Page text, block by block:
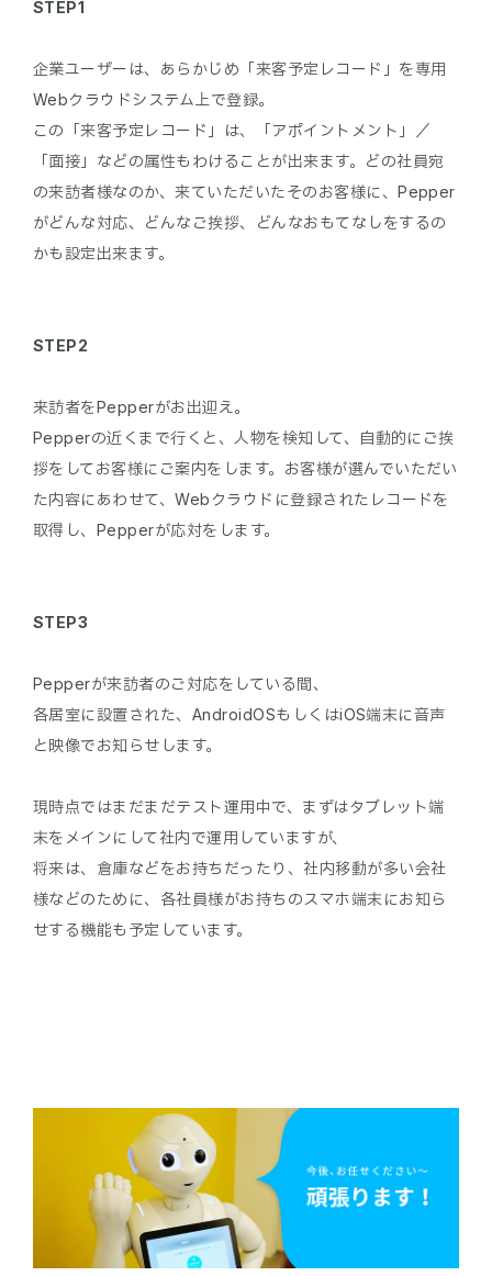
STEP1
企業ユーザーは、あらかじめ「来客予定レコード」を専用
Webクラウドシステム上で登録。
この「来客予定レコード」は、「アポイントメント」／
「面接」などの属性もわけることが出来ます。どの社員宛
の来訪者様なのか、来ていただいたそのお客様に、Pepper
がどんな対応、どんなご挨拶、どんなおもてなしをするの
かも設定出来ます。
STEP2
来訪者をPepperがお出迎え。
Pepperの近くまで行くと、人物を検知して、自動的にご挨
拶をしてお客様にご案内をします。お客様が選んでいただい
た内容にあわせて、Webクラウドに登録されたレコードを
取得し、Pepperが応対をします。
STEP3
Pepperが来訪者のご対応をしている間、
各居室に設置された、AndroidOSもしくはiOS端末に音声
と映像でお知らせします。
現時点ではまだまだテスト運用中で、まずはタブレット端
末をメインにして社内で運用していますが、
将来は、倉庫などをお持ちだったり、社内移動が多い会社
様などのために、各社員様がお持ちのスマホ端末にお知ら